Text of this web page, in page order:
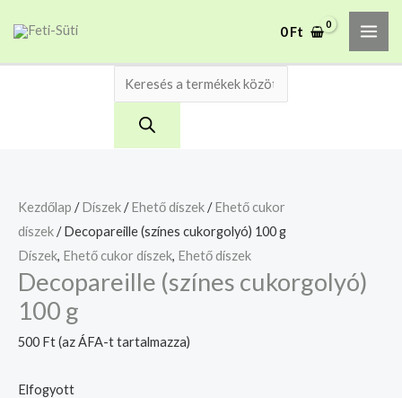
0Ft
Kezdőlap /Díszek/Ehető díszek/Ehető cukor
díszek/ Decopareille (színes cukorgolyó) 100 g
Díszek, Ehető cukor díszek, Ehető díszek
Decopareille (színes cukorgolyó)
100 g
500 Ft(az ÁFA-t tartalmazza)
Elfogyott
A mélyhűtött termékeket
csakis saját felelősségre
tekintettel a feloldási időre.
Megértettem